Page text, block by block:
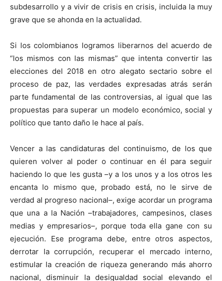
subdesarrollo y a vivir de crisis en crisis, incluida la muy
grave que se ahonda en la actualidad.
Si los colombianos logramos liberarnos del acuerdo de
“los mismos con las mismas” que intenta convertir las
elecciones del 2018 en otro alegato sectario sobre el
proceso de paz, las verdades expresadas atrás serán
parte fundamental de las controversias, al igual que las
propuestas para superar un modelo económico, social y
político que tanto daño le hace al país.
Vencer a las candidaturas del continuismo, de los que
quieren volver al poder o continuar en él para seguir
haciendo lo que les gusta –y a los unos y a los otros les
encanta lo mismo que, probado está, no le sirve de
verdad al progreso nacional–, exige acordar un programa
que una a la Nación –trabajadores, campesinos, clases
medias y empresarios–, porque toda ella gane con su
ejecución. Ese programa debe, entre otros aspectos,
derrotar la corrupción, recuperar el mercado interno,
estimular la creación de riqueza generando más ahorro
nacional, disminuir la desigualdad social elevando el